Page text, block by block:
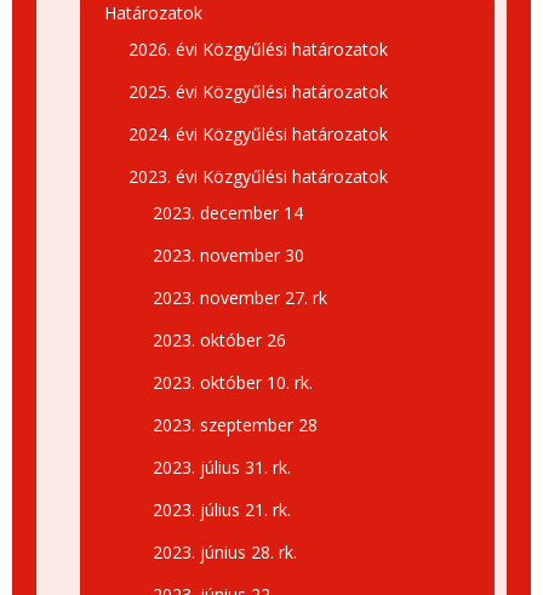
Határozatok
2026. évi Közgyűlési határozatok
2025. évi Közgyűlési határozatok
2024. évi Közgyűlési határozatok
2023. évi Közgyűlési határozatok
2023. december 14
2023. november 30
2023. november 27. rk
2023. október 26
2023. október 10. rk.
2023. szeptember 28
2023. július 31. rk.
2023. július 21. rk.
2023. június 28. rk.